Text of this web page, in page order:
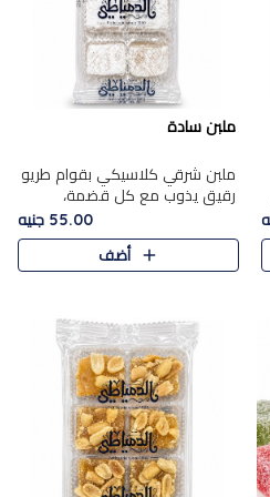
ملبن سادة
ملبن شرقي كلاسيكي بقوام طريو
رقيق يذوب مع كل قضمة،
مغطى بطبقة ناعمة من السكر
البودرة ليقدم المذاق الأصيل الذي
ارتبط بحلويات المولد التقليدي..
55.00 جنيه
أضف